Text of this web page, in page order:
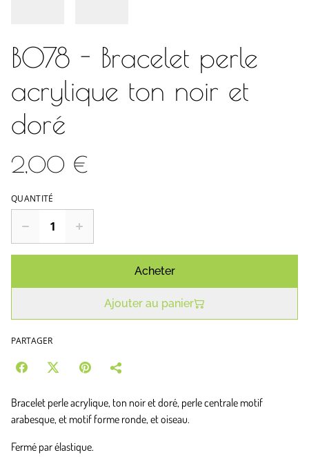
B078 - Bracelet perle
acrylique ton noir et
doré
2,00 €
QUANTITÉ
Acheter
Ajouter au panier
PARTAGER
Bracelet perle acrylique, ton noir et doré, perle centrale motif
arabesque, et motif forme ronde, et oiseau.
Fermé par élastique.